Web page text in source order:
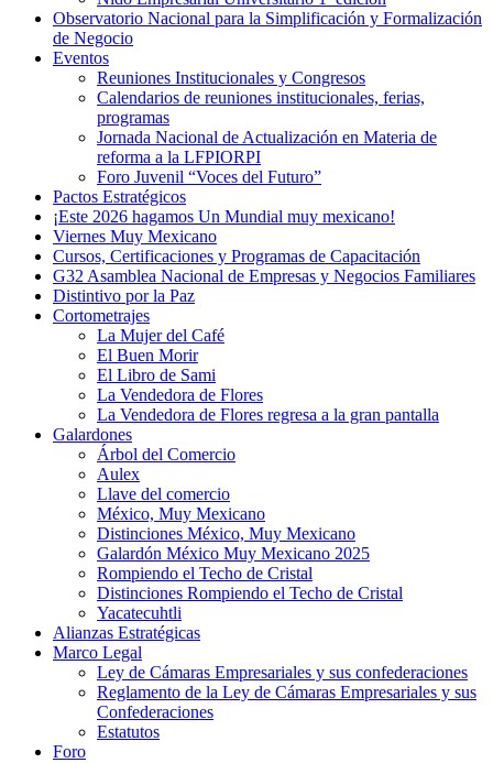
Observatorio Nacional para la Simplificación y Formalización
de Negocio
Eventos
Reuniones Institucionales y Congresos
Calendarios de reuniones institucionales, ferias,
programas
Jornada Nacional de Actualización en Materia de
reforma a la LFPIORPI
Foro Juvenil “Voces del Futuro”
Pactos Estratégicos
¡Este 2026 hagamos Un Mundial muy mexicano!
Viernes Muy Mexicano
Cursos, Certificaciones y Programas de Capacitación
G32 Asamblea Nacional de Empresas y Negocios Familiares
Distintivo por la Paz
Cortometrajes
La Mujer del Café
El Buen Morir
El Libro de Sami
La Vendedora de Flores
La Vendedora de Flores regresa a la gran pantalla
Galardones
Árbol del Comercio
Aulex
Llave del comercio
México, Muy Mexicano
Distinciones México, Muy Mexicano
Galardón México Muy Mexicano 2025
Rompiendo el Techo de Cristal
Distinciones Rompiendo el Techo de Cristal
Yacatecuhtli
Alianzas Estratégicas
Marco Legal
Ley de Cámaras Empresariales y sus confederaciones
Reglamento de la Ley de Cámaras Empresariales y sus
Confederaciones
Estatutos
Foro